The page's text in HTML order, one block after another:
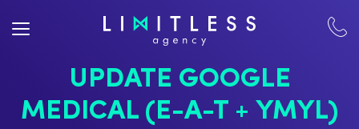
UPDATE GOOGLE
MEDICAL (E-A-T + YMYL)